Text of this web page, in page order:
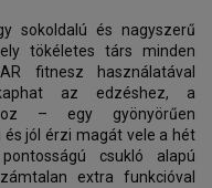
sokoldalú és nagyszerű
tökéletes társ minden
fitnesz használatával
az edzéshez, a
– egy gyönyörűen
jól érzi magát vele a hét
csukló alapú
extra funkcióval